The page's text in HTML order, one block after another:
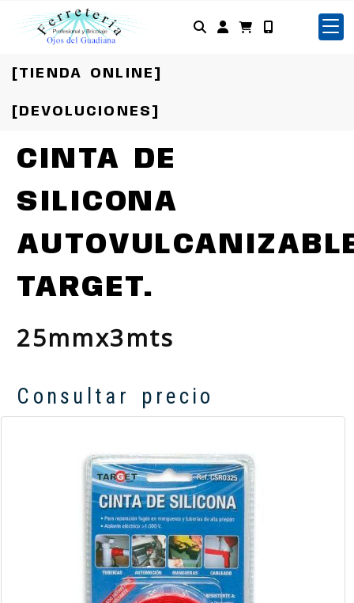
Identifícate
[TIENDA ONLINE]
[DEVOLUCIONES]
CINTA DE
SILICONA
TARGET.
25mmx3mts
Consultar precio